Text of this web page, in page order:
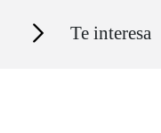
Secciones Te interesa